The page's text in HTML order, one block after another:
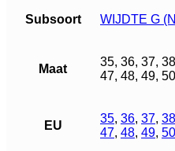
Subsoort WIJDTE G
Maat
35, 36, 37,
47, 48, 49, 50
EU
35, 36, 37, 38
47, 48, 49, 50